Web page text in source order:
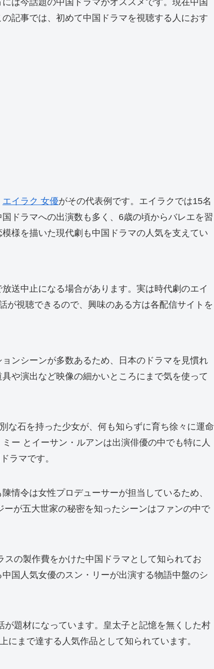
は今話題の中国ドラマがオススメです。現在中国
記事では、初めて中国ドラマを視聴する人におす
エイラク 女優がその代表例です。エイラクでは15名
ドラマへの出演数も多く、6歳の頃からバレエを習
様を描いた現代劇も中国ドラマの人気を支えてい
送中止になる場合があります。実は時代劇のエイ
が視聴できるので、興味のある方は各配信サイトを
ンシーンが多数あるため、日本のドラマを見慣れ
や演出など映像の細かいところにまで気を使って
な石を持った少女が、何も知らずに育ち徐々に運命
ー とイーサン・ルアンは出演俳優の中でも特に人
ラマです。
情令は女性プロデューサーが担当しているため、
が五大世家の秘密を知ったシーンはファンの中で
の製作費をかけた中国ドラマとして知られてお
国人気女優のスン・リーが出演する物語中盤のシ
題材になっています。皇太子と記憶を無くした村
まで達する人気作品として知られています。